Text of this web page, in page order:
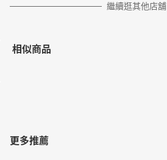
繼續逛其他店舖
相似商品
更多推薦